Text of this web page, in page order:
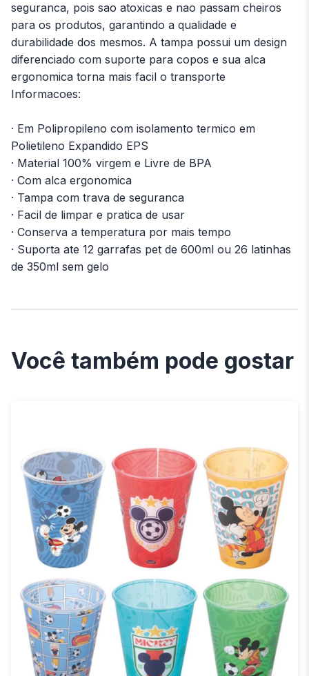
seguranca, pois sao atoxicas e nao passam cheiros
para os produtos, garantindo a qualidade e
durabilidade dos mesmos. A tampa possui um design
diferenciado com suporte para copos e sua alca
ergonomica torna mais facil o transporte
Informacoes:
· Em Polipropileno com isolamento termico em
Polietileno Expandido EPS
· Material 100% virgem e Livre de BPA
· Com alca ergonomica
· Tampa com trava de seguranca
· Facil de limpar e pratica de usar
· Conserva a temperatura por mais tempo
· Suporta ate 12 garrafas pet de 600ml ou 26 latinhas
de 350ml sem gelo
Você também pode gostar